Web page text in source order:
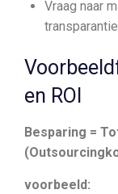
Vraag naar
en ROI
Besparing =
voorbeeld: